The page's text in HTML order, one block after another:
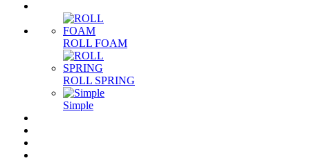
ROLL FOAM
ROLL SPRING
Simple